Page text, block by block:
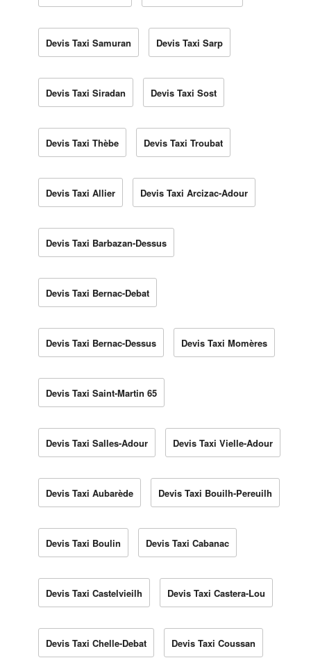
Devis Taxi Samuran Devis Taxi Sarp
Devis Taxi Siradan Devis Taxi Sost
Devis Taxi Thèbe Devis Taxi Troubat
Devis Taxi Allier Devis Taxi Arcizac-Adour
Devis Taxi Barbazan-Dessus
Devis Taxi Bernac-Debat
Devis Taxi Bernac-Dessus Devis Taxi Momères
Devis Taxi Saint-Martin 65
Devis Taxi Salles-Adour Devis Taxi Vielle-Adour
Devis Taxi Aubarède Devis Taxi Bouilh-Pereuilh
Devis Taxi Boulin Devis Taxi Cabanac
Devis Taxi Castelvieilh Devis Taxi Castera-Lou
Devis Taxi Chelle-Debat Devis Taxi Coussan